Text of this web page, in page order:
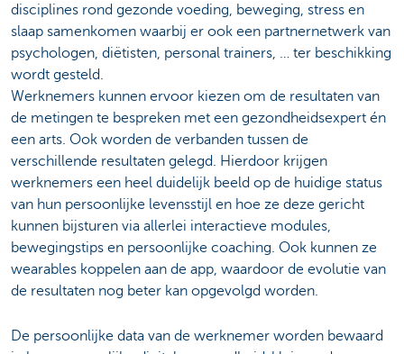
disciplines rond gezonde voeding, beweging, stress en
slaap samenkomen waarbij er ook een partnernetwerk van
psychologen, diëtisten, personal trainers, … ter beschikking
wordt gesteld.
Werknemers kunnen ervoor kiezen om de resultaten van
de metingen te bespreken met een gezondheidsexpert én
een arts. Ook worden de verbanden tussen de
verschillende resultaten gelegd. Hierdoor krijgen
werknemers een heel duidelijk beeld op de huidige status
van hun persoonlijke levensstijl en hoe ze deze gericht
kunnen bijsturen via allerlei interactieve modules,
bewegingstips en persoonlijke coaching. ​Ook kunnen ze
wearables koppelen aan de app, waardoor de evolutie van
de resultaten nog beter kan opgevolgd worden.
De persoonlijke data van de werknemer worden bewaard